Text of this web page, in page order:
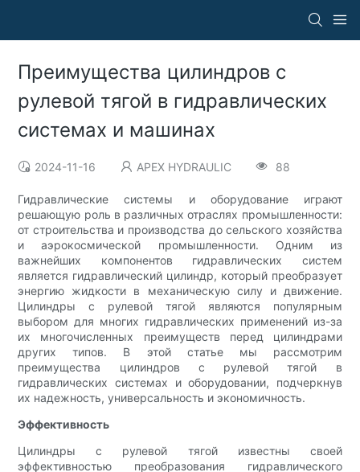
Преимущества цилиндров с
рулевой тягой в гидравлических
системах и машинах
2024-11-16 APEX HYDRAULIC 88
Гидравлические системы и оборудование играют
решающую роль в различных отраслях промышленности:
от строительства и производства до сельского хозяйства
и аэрокосмической промышленности. Одним из
важнейших компонентов гидравлических систем
является гидравлический цилиндр, который преобразует
энергию жидкости в механическую силу и движение.
Цилиндры с рулевой тягой являются популярным
выбором для многих гидравлических применений из-за
их многочисленных преимуществ перед цилиндрами
других типов. В этой статье мы рассмотрим
преимущества цилиндров с рулевой тягой в
гидравлических системах и оборудовании, подчеркнув
их надежность, универсальность и экономичность.
Эффективность
Цилиндры с рулевой тягой известны своей
эффективностью преобразования гидравлического